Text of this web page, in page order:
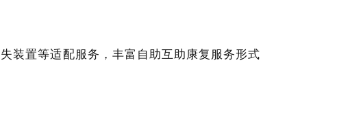
装置等适配服务，丰富自助互助康复服务形式